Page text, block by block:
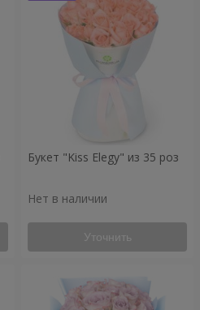
Букет "Kiss Elegy" из 35 роз
Нет в наличии
Уточнить